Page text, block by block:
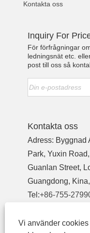
Kontakta oss
Inquiry For
För förfrågningar
ledningsnät etc.
post till oss så
Kontakta oss
Adress: Byggnad
Park, Yuxin
Guanlan Street,
Guangdong,
Tel:+86-755-
E-post:
Vi använder